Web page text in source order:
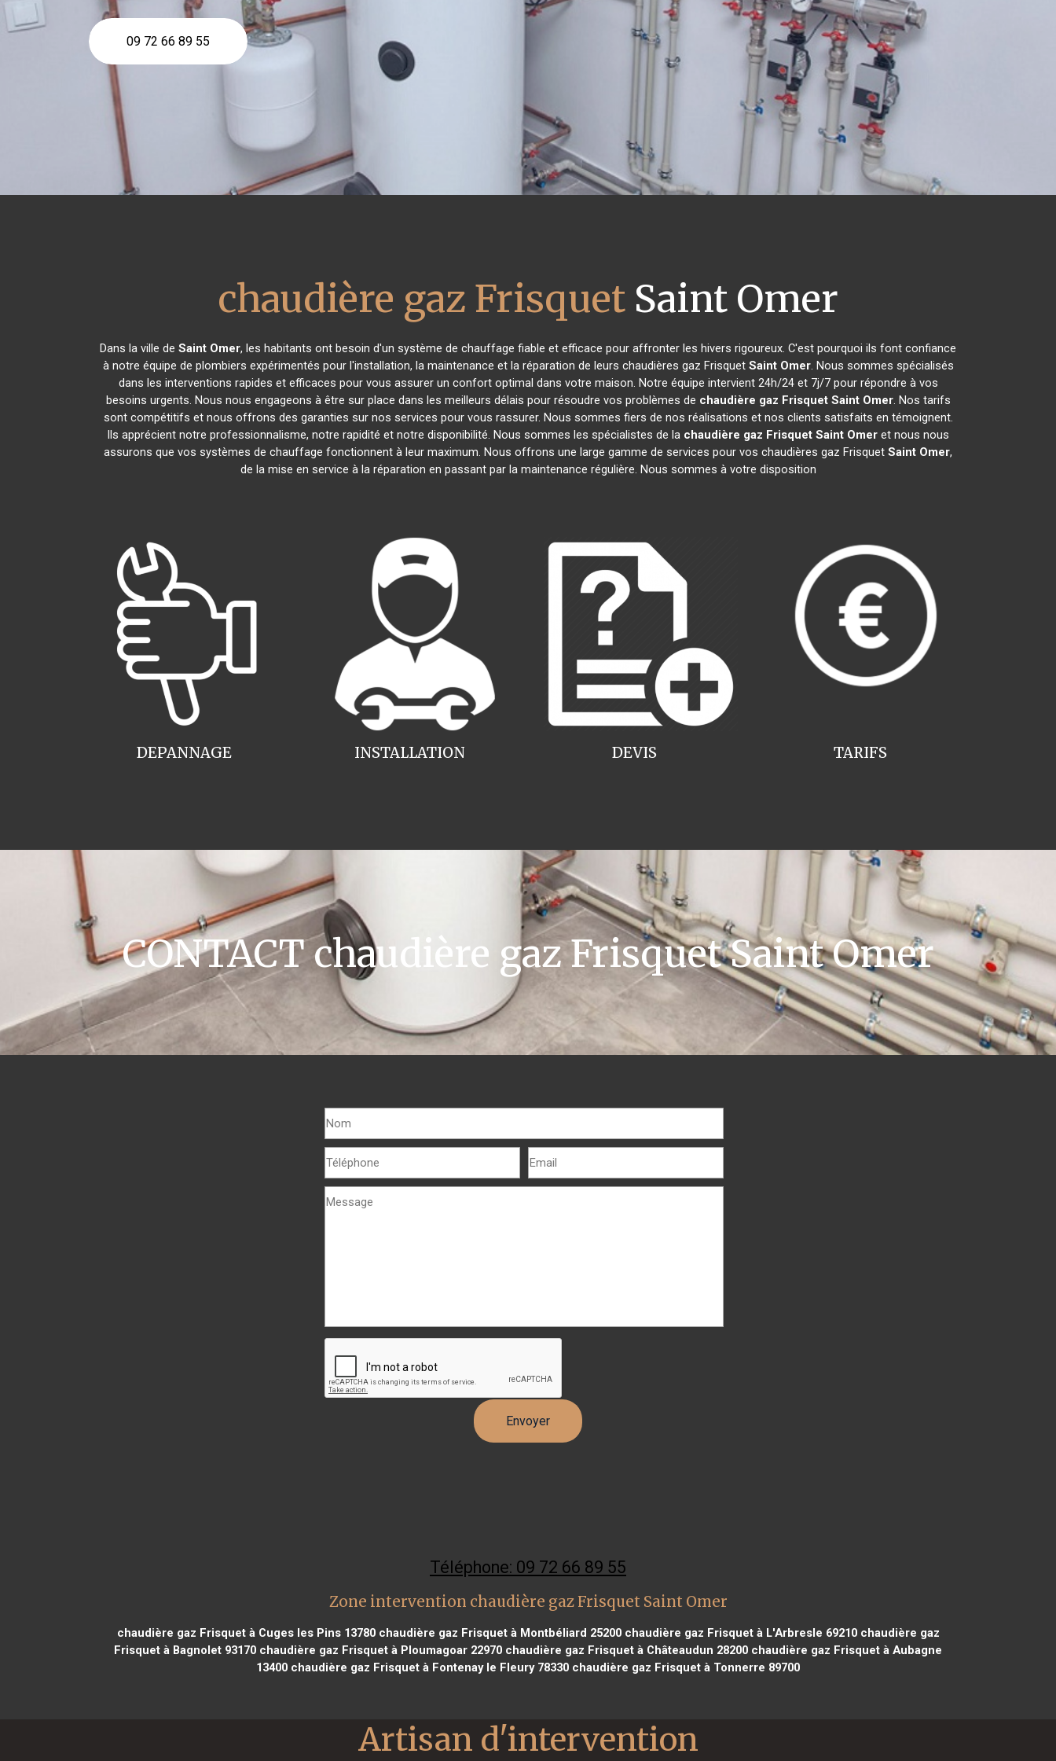
09 72 66 89 55
chaudière gaz Frisquet Saint Omer
Dans la ville de Saint Omer, les habitants ont besoin d'un système de chauffage fiable et efficace pour affronter les hivers rigoureux. C'est pourquoi ils font confiance
à notre équipe de plombiers expérimentés pour l'installation, la maintenance et la réparation de leurs chaudières gaz Frisquet Saint Omer. Nous sommes spécialisés
dans les interventions rapides et efficaces pour vous assurer un confort optimal dans votre maison. Notre équipe intervient 24h/24 et 7j/7 pour répondre à vos
besoins urgents. Nous nous engageons à être sur place dans les meilleurs délais pour résoudre vos problèmes de chaudière gaz Frisquet Saint Omer. Nos tarifs
sont compétitifs et nous offrons des garanties sur nos services pour vous rassurer. Nous sommes fiers de nos réalisations et nos clients satisfaits en témoignent.
Ils apprécient notre professionnalisme, notre rapidité et notre disponibilité. Nous sommes les spécialistes de la chaudière gaz Frisquet Saint Omer et nous nous
assurons que vos systèmes de chauffage fonctionnent à leur maximum. Nous offrons une large gamme de services pour vos chaudières gaz Frisquet Saint Omer,
de la mise en service à la réparation en passant par la maintenance régulière. Nous sommes à votre disposition
INSTALLATION
DEPANNAGE TARIFS
DEVIS
CONTACT chaudière gaz Frisquet Saint Omer
Téléphone: 09 72 66 89 55
Zone intervention chaudière gaz Frisquet Saint Omer
chaudière gaz Frisquet à Cuges les Pins 13780chaudière gaz Frisquet à Montbéliard 25200chaudière gaz Frisquet à L'Arbresle 69210chaudière gaz
Frisquet à Bagnolet 93170 chaudière gaz Frisquet à Ploumagoar 22970 chaudière gaz Frisquet à Châteaudun 28200 chaudière gaz Frisquet à Aubagne
13400 chaudière gaz Frisquet à Fontenay le Fleury 78330 chaudière gaz Frisquet à Tonnerre 89700
Artisan d'intervention